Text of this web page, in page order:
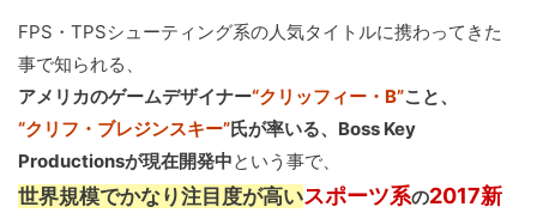
FPS・TPSシューティング系の人気タイトルに携わってきた
事で知られる、
アメリカのゲームデザイナー“クリッフィー・B”こと、
“クリフ・ブレジンスキー”氏が率いる、Boss Key
Productionsが現在開発中という事で、
世界規模でかなり注目度が高いスポーツ系の2017新